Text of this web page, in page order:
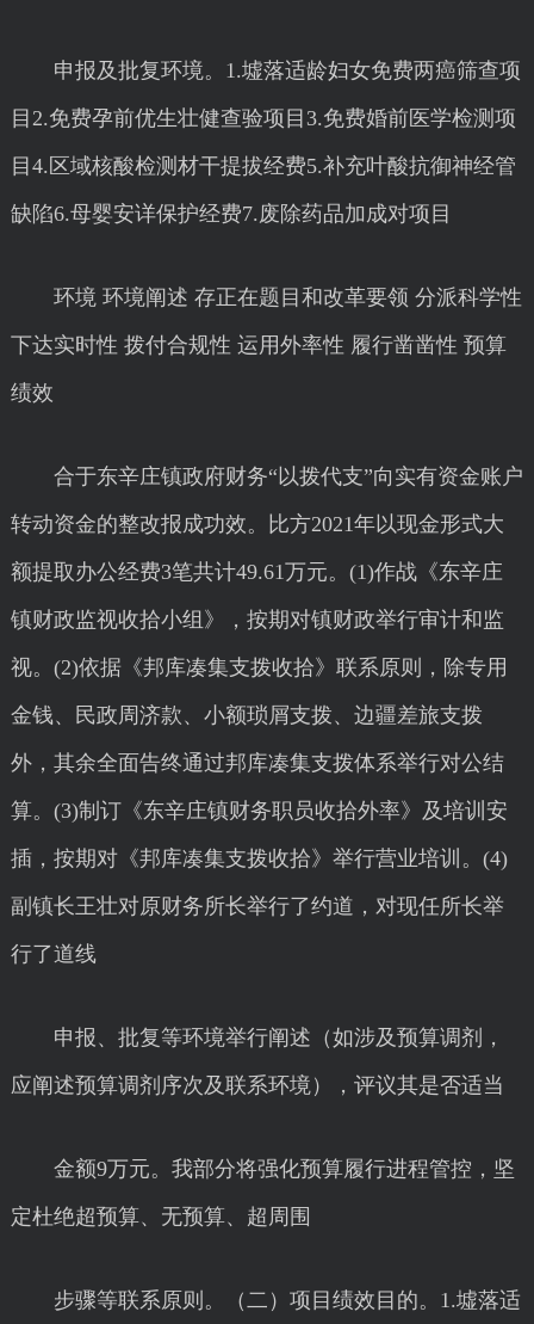
申报及批复环境。1.墟落适龄妇女免费两癌筛查项
目2.免费孕前优生壮健查验项目3.免费婚前医学检测项
目4.区域核酸检测材干提拔经费5.补充叶酸抗御神经管
缺陷6.母婴安详保护经费7.废除药品加成对项目
环境 环境阐述 存正在题目和改革要领 分派科学性
下达实时性 拨付合规性 运用外率性 履行凿凿性 预算
绩效
合于东辛庄镇政府财务“以拨代支”向实有资金账户
转动资金的整改报成功效。比方2021年以现金形式大
额提取办公经费3笔共计49.61万元。(1)作战《东辛庄
镇财政监视收拾小组》，按期对镇财政举行审计和监
视。(2)依据《邦库凑集支拨收拾》联系原则，除专用
金钱、民政周济款、小额琐屑支拨、边疆差旅支拨
外，其余全面告终通过邦库凑集支拨体系举行对公结
算。(3)制订《东辛庄镇财务职员收拾外率》及培训安
插，按期对《邦库凑集支拨收拾》举行营业培训。(4)
副镇长王壮对原财务所长举行了约道，对现任所长举
行了道线
申报、批复等环境举行阐述（如涉及预算调剂，
应阐述预算调剂序次及联系环境），评议其是否适当
金额9万元。我部分将强化预算履行进程管控，坚
定杜绝超预算、无预算、超周围
步骤等联系原则。（二）项目绩效目的。1.墟落适